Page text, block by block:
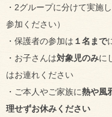
・2グループに分けて実施
参加ください）
・保護者の参加は １名まで
・お子さんは対象児のみに
はお連れください
・ご本人やご家族に熱や風
理せずお休みください